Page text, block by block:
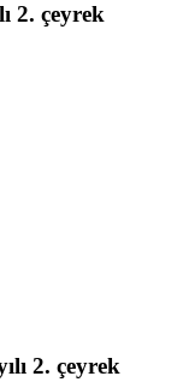
2. çeyrek
2. çeyrek